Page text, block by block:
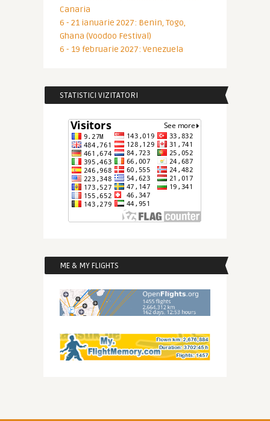
Canaria
6 - 21 ianuarie 2027: Benin, Togo,
Ghana (Voodoo Festival)
6 - 19 februarie 2027: Venezuela
STATISTICI VIZITATORI
ME & MY FLIGHTS